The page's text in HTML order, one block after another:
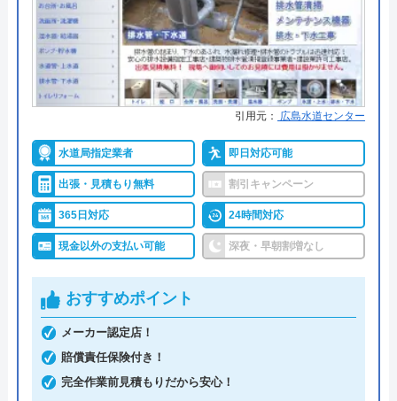
け付けしており、最短15分で駆けつけてくれます。
病院メンテナンスにも携わっており、専門知識や技
術への信頼性が高いです。
事前見積もりを徹底しており、金額に納得してから
く、見積もりや出張料も無料なので、急なトラブル
でも気兼ねなく相談可能です。また、見積もり時に
「Webを見た」と申告すると、Web割で20%割引に
なります。
支払い方法にコンビニ後払いも選べるので、急な出
費で手持ちがなくても修理が可能です。他にも、ク
レジットカード払いや楽天ペイも利用でき、都合の
良い方法で支払えます。
引用元： 広島水道センター
水道局指定業者 即日対応可能
出張・見積もり無料 割引キャンペーン
365日対応 24時間対応
現金以外の支払い可能 深夜・早朝割増なし
おすすめポイント
メーカー認定店！
賠償責任保険付き！
完全作業前見積もりだから安心！